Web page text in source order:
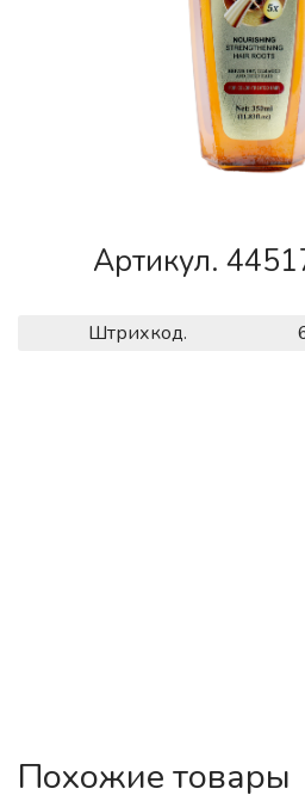
Артикул.
Штрихкод.
Похожие товары